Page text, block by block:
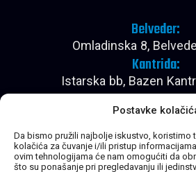
Postavke
Da bismo pružili najbolje iskustvo, koristimo
kolačića za čuvanje i/ili pristup
ovim tehnologijama će nam omogućiti da
što su ponašanje pri pregledavanju ili
Belveder:
Omladinska 8,
Kantrida:
Istarska bb, Bazen
Pon - Pet:
08:00 - 22:30
Subota:
08:00 - 20:30